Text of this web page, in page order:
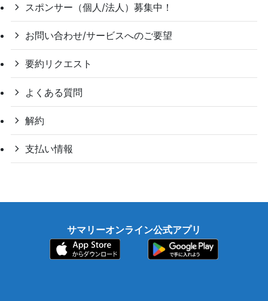
スポンサー（個人/法人）募集中！
お問い合わせ/サービスへのご要望
要約リクエスト
よくある質問
解約
支払い情報
サマリーオンライン公式アプリ